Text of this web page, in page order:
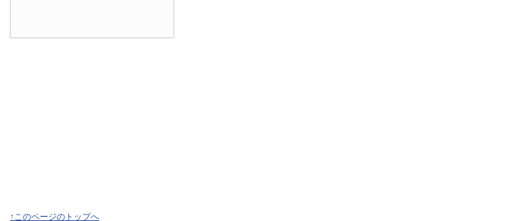
↑このページのトップへ